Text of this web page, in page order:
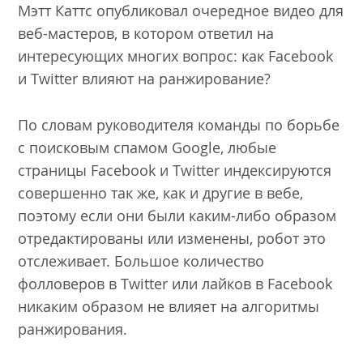
Мэтт Каттс опубликовал очередное видео для
веб-мастеров, в котором ответил на
интересующих многих вопрос: как Facebook
и Twitter влияют на ранжирование?
По словам руководителя команды по борьбе
с поисковым спамом Google, любые
страницы Facebook и Twitter индексируются
совершенно так же, как и другие в вебе,
поэтому если они были каким-либо образом
отредактированы или изменены, робот это
отслеживает. Большое количество
фолловеров в Twitter или лайков в Facebook
никаким образом не влияет на алгоритмы
ранжирования.